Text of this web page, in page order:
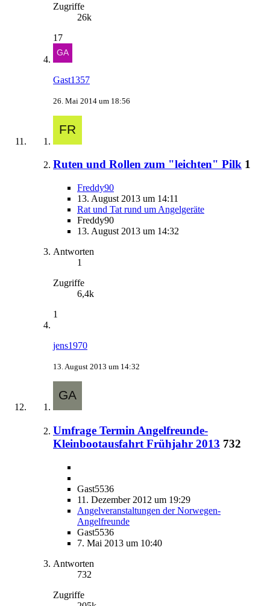
Zugriffe
26k
17
Gast1357
26. Mai 2014 um 18:56
Ruten und Rollen zum "leichten" Pilk 1
Freddy90
13. August 2013 um 14:11
Rat und Tat rund um Angelgeräte
Freddy90
13. August 2013 um 14:32
Antworten
1
Zugriffe
6,4k
1
jens1970
13. August 2013 um 14:32
Umfrage Termin Angelfreunde-
Kleinbootausfahrt Frühjahr 2013 732
Gast5536
11. Dezember 2012 um 19:29
Angelveranstaltungen der Norwegen-
Angelfreunde
Gast5536
7. Mai 2013 um 10:40
Antworten
732
Zugriffe